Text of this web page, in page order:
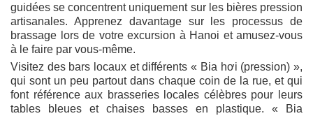
guidées se concentrent uniquement sur les bières pression
artisanales. Apprenez davantage sur les processus de
brassage lors de votre excursion à Hanoi et amusez-vous
à le faire par vous-même.
Visitez des bars locaux et différents « Bia hơi (pression) »,
qui sont un peu partout dans chaque coin de la rue, et qui
font référence aux brasseries locales célèbres pour leurs
tables bleues et chaises basses en plastique. « Bia